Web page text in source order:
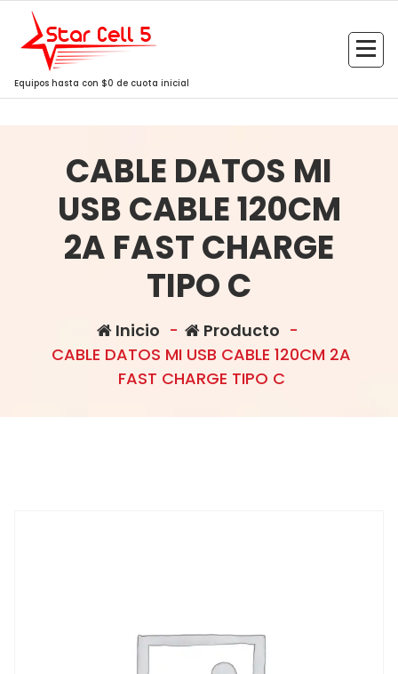
Saltar
contenido
Equipos hasta con $0 de cuota inicial
CABLE DATOS MI
USB CABLE 120CM
2A FAST CHARGE
TIPO C
Inicio - Producto -
CABLE DATOS MI USB CABLE 120CM 2A
FAST CHARGE TIPO C